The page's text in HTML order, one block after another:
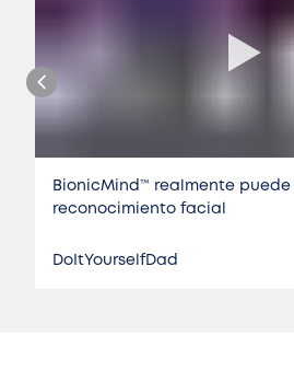
BionicMind™️ realmente puede
reconocimiento facial
DoItYourselfDad